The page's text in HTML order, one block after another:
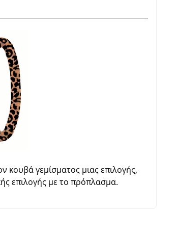
κουβά γεμίσματος μιας επιλογής,
επιλογής με το πρόπλασμα.